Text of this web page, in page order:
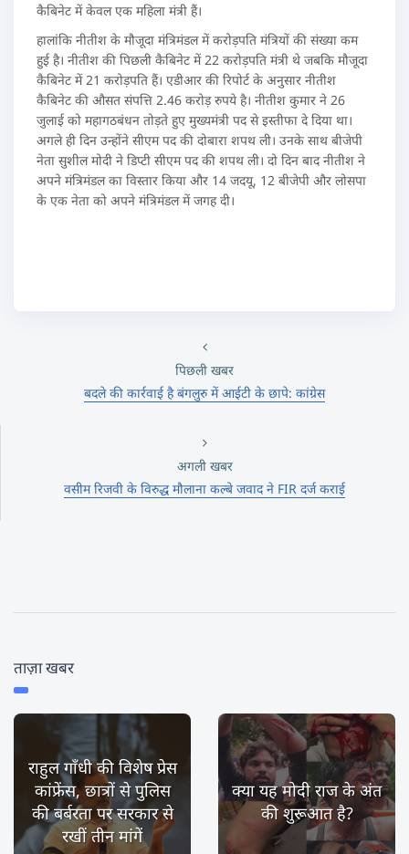
कैबिनेट में केवल एक महिला मंत्री हैं।
हालांकि नीतीश के मौजूदा मंत्रिमंडल में करोड़पति मंत्रियों की संख्या कम
हुई है। नीतीश की पिछली कैबिनेट में 22 करोड़पति मंत्री थे जबकि मौजूदा
कैबिनेट में 21 करोड़पति हैं। एडीआर की रिपोर्ट के अनुसार नीतीश
कैबिनेट की औसत संपत्ति 2.46 करोड़ रुपये है। नीतीश कुमार ने 26
जुलाई को महागठबंधन तोड़ते हुए मुख्यमंत्री पद से इस्तीफा दे दिया था।
अगले ही दिन उन्होंने सीएम पद की दोबारा शपथ ली। उनके साथ बीजेपी
नेता सुशील मोदी ने डिप्टी सीएम पद की शपथ ली। दो दिन बाद नीतीश ने
अपने मंत्रिमंडल का विस्तार किया और 14 जदयू, 12 बीजेपी और लोसपा
के एक नेता को अपने मंत्रिमंडल में जगह दी।
पिछली खबर
बदले की कार्रवाई है बंगलुरु में आईटी के छापे: कांग्रेस
अगली खबर
वसीम रिजवी के विरुद्ध मौलाना कल्बे जवाद ने FIR दर्ज कराई
ताज़ा खबर
राहुल गाँधी की विशेष प्रेस
कांफ्रेंस, छात्रों से पुलिस
की बर्बरता पर सरकार से
रखीं तीन मांगें
क्या यह मोदी राज के अंत
की शुरूआत है?